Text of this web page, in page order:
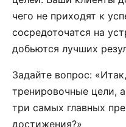
чего не приходят к
сосредоточатся на
добьются лучших
Задайте вопрос:
тренировочные цели,
три самых главных
достижения?»